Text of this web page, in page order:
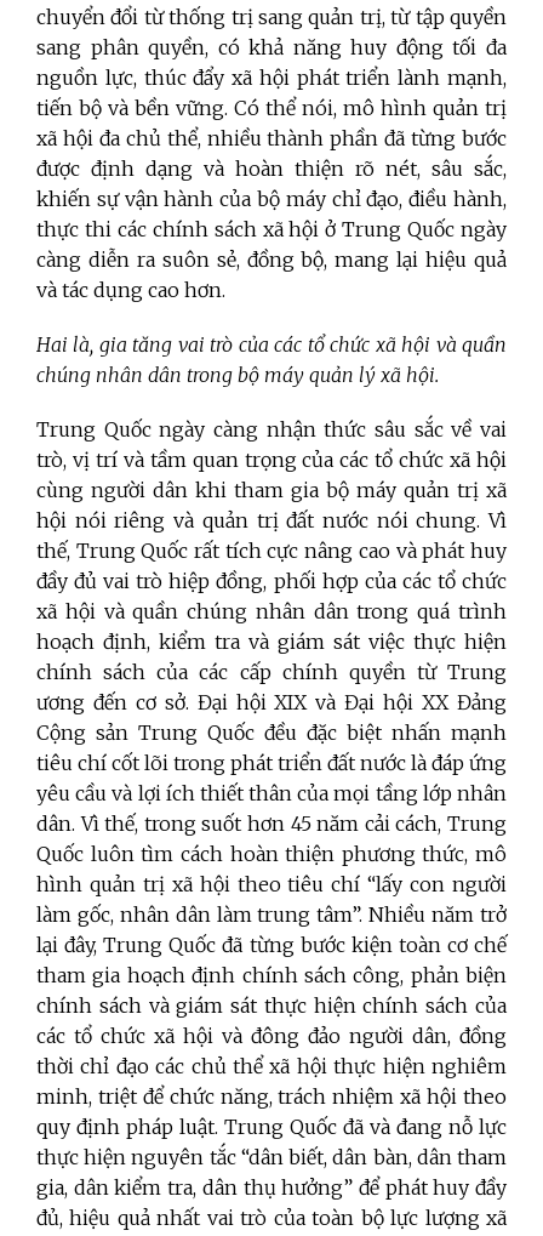
chuyển đổi từ thống trị sang quản trị, từ tập quyền
sang phân quyền, có khả năng huy động tối đa
nguồn lực, thúc đẩy xã hội phát triển lành mạnh,
tiến bộ và bền vững. Có thể nói, mô hình quản trị
xã hội đa chủ thể, nhiều thành phần đã từng bước
được định dạng và hoàn thiện rõ nét, sâu sắc,
khiến sự vận hành của bộ máy chỉ đạo, điều hành,
thực thi các chính sách xã hội ở Trung Quốc ngày
càng diễn ra suôn sẻ, đồng bộ, mang lại hiệu quả
và tác dụng cao hơn.
Hai là, gia tăng vai trò của các tổ chức xã hội và quần
chúng nhân dân trong bộ máy quản lý xã hội.
Trung Quốc ngày càng nhận thức sâu sắc về vai
trò, vị trí và tầm quan trọng của các tổ chức xã hội
cùng người dân khi tham gia bộ máy quản trị xã
hội nói riêng và quản trị đất nước nói chung. Vì
thế, Trung Quốc rất tích cực nâng cao và phát huy
đầy đủ vai trò hiệp đồng, phối hợp của các tổ chức
xã hội và quần chúng nhân dân trong quá trình
hoạch định, kiểm tra và giám sát việc thực hiện
chính sách của các cấp chính quyền từ Trung
ương đến cơ sở. Đại hội XIX và Đại hội XX Đảng
Cộng sản Trung Quốc đều đặc biệt nhấn mạnh
tiêu chí cốt lõi trong phát triển đất nước là đáp ứng
yêu cầu và lợi ích thiết thân của mọi tầng lớp nhân
dân. Vì thế, trong suốt hơn 45 năm cải cách, Trung
Quốc luôn tìm cách hoàn thiện phương thức, mô
hình quản trị xã hội theo tiêu chí “lấy con người
làm gốc, nhân dân làm trung tâm”. Nhiều năm trở
lại đây, Trung Quốc đã từng bước kiện toàn cơ chế
tham gia hoạch định chính sách công, phản biện
chính sách và giám sát thực hiện chính sách của
các tổ chức xã hội và đông đảo người dân, đồng
thời chỉ đạo các chủ thể xã hội thực hiện nghiêm
minh, triệt để chức năng, trách nhiệm xã hội theo
quy định pháp luật. Trung Quốc đã và đang nỗ lực
thực hiện nguyên tắc “dân biết, dân bàn, dân tham
gia, dân kiểm tra, dân thụ hưởng” để phát huy đầy
đủ, hiệu quả nhất vai trò của toàn bộ lực lượng xã